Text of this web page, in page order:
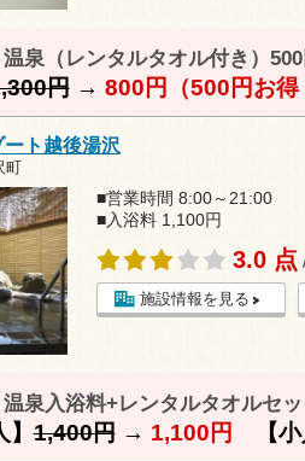
温泉（レンタルタオル付き）
円→ 800円（500円お得
ト越後湯沢
■営業時間 8:00～21:00
■入浴料 1,100円
3.0 点
施設情報を見る
温泉入浴料+レンタルタオルセ
】1,400円→ 1,100円 【小